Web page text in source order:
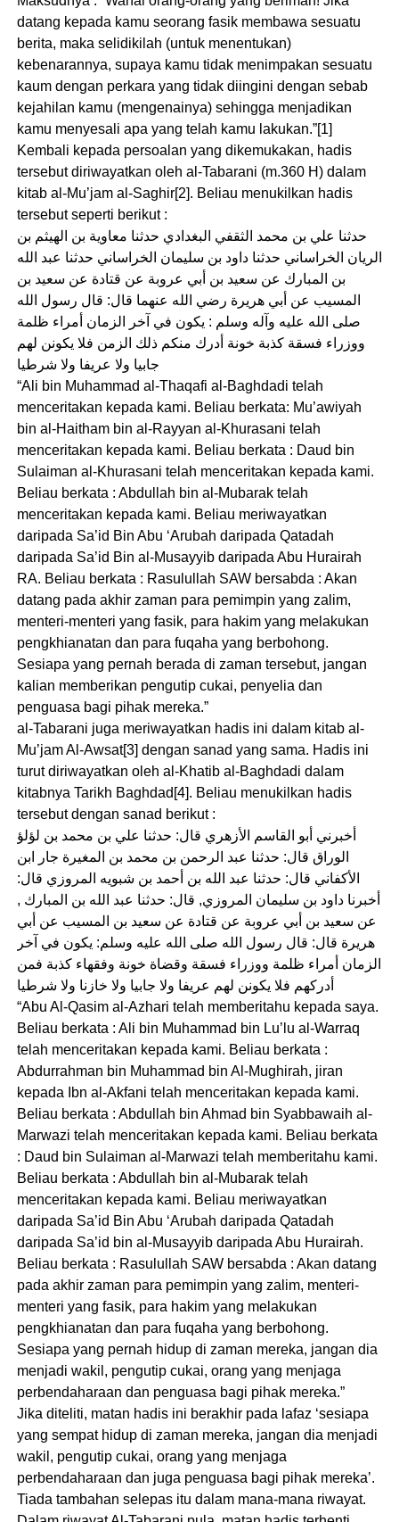
datang kepada kamu seorang fasik membawa sesuatu
berita, maka selidikilah (untuk menentukan)
kebenarannya, supaya kamu tidak menimpakan sesuatu
kaum dengan perkara yang tidak diingini dengan sebab
kejahilan kamu (mengenainya) sehingga menjadikan
kamu menyesali apa yang telah kamu lakukan.”[1]
Kembali kepada persoalan yang dikemukakan, hadis
tersebut diriwayatkan oleh al-Tabarani (m.360 H) dalam
kitab al-Mu’jam al-Saghir[2]. Beliau menukilkan hadis
tersebut seperti berikut :
حدثنا علي بن محمد الثقفي البغدادي حدثنا معاوية بن الهيثم بن
الريان الخراساني حدثنا داود بن سليمان الخراساني حدثنا عبد الله
بن المبارك عن سعيد بن أبي عروبة عن قتادة عن سعيد بن
المسيب عن أبي هريرة رضي الله عنهما قال: قال رسول الله
صلى الله عليه وآله وسلم : يكون في آخر الزمان أمراء ظلمة
ووزراء فسقة كذبة خونة أدرك منكم ذلك الزمن فلا يكونن لهم
جابيا ولا عريفا ولا شرطيا
“Ali bin Muhammad al-Thaqafi al-Baghdadi telah
menceritakan kepada kami. Beliau berkata: Mu’awiyah
bin al-Haitham bin al-Rayyan al-Khurasani telah
menceritakan kepada kami. Beliau berkata : Daud bin
Sulaiman al-Khurasani telah menceritakan kepada kami.
Beliau berkata : Abdullah bin al-Mubarak telah
menceritakan kepada kami. Beliau meriwayatkan
daripada Sa’id Bin Abu ‘Arubah daripada Qatadah
daripada Sa’id Bin al-Musayyib daripada Abu Hurairah
RA. Beliau berkata : Rasulullah SAW bersabda : Akan
datang pada akhir zaman para pemimpin yang zalim,
menteri-menteri yang fasik, para hakim yang melakukan
pengkhianatan dan para fuqaha yang berbohong.
Sesiapa yang pernah berada di zaman tersebut, jangan
kalian memberikan pengutip cukai, penyelia dan
penguasa bagi pihak mereka.”
al-Tabarani juga meriwayatkan hadis ini dalam kitab al-
Mu’jam Al-Awsat[3] dengan sanad yang sama. Hadis ini
turut diriwayatkan oleh al-Khatib al-Baghdadi dalam
kitabnya Tarikh Baghdad[4]. Beliau menukilkan hadis
tersebut dengan sanad berikut :
أخبرني أبو القاسم الأزهري قال: حدثنا علي بن محمد بن لؤلؤ
الوراق قال: حدثنا عبد الرحمن بن محمد بن المغيرة جار ابن
الأكفاني قال: حدثنا عبد الله بن أحمد بن شبويه المروزي قال:
أخبرنا داود بن سليمان المروزي, قال: حدثنا عبد الله بن المبارك ,
عن سعيد بن أبي عروبة عن قتادة عن سعيد بن المسيب عن أبي
هريرة قال: قال رسول الله صلى الله عليه وسلم: يكون في آخر
الزمان أمراء ظلمة ووزراء فسقة وقضاة خونة وفقهاء كذبة فمن
أدركهم فلا يكونن لهم عريفا ولا جابيا ولا خازنا ولا شرطيا
“Abu Al-Qasim al-Azhari telah memberitahu kepada saya.
Beliau berkata : Ali bin Muhammad bin Lu’lu al-Warraq
telah menceritakan kepada kami. Beliau berkata :
Abdurrahman bin Muhammad bin Al-Mughirah, jiran
kepada Ibn al-Akfani telah menceritakan kepada kami.
Beliau berkata : Abdullah bin Ahmad bin Syabbawaih al-
Marwazi telah menceritakan kepada kami. Beliau berkata
: Daud bin Sulaiman al-Marwazi telah memberitahu kami.
Beliau berkata : Abdullah bin al-Mubarak telah
menceritakan kepada kami. Beliau meriwayatkan
daripada Sa’id Bin Abu ‘Arubah daripada Qatadah
daripada Sa’id bin al-Musayyib daripada Abu Hurairah.
Beliau berkata : Rasulullah SAW bersabda : Akan datang
pada akhir zaman para pemimpin yang zalim, menteri-
menteri yang fasik, para hakim yang melakukan
pengkhianatan dan para fuqaha yang berbohong.
Sesiapa yang pernah hidup di zaman mereka, jangan dia
menjadi wakil, pengutip cukai, orang yang menjaga
perbendaharaan dan penguasa bagi pihak mereka.”
Jika diteliti, matan hadis ini berakhir pada lafaz ‘sesiapa
yang sempat hidup di zaman mereka, jangan dia menjadi
wakil, pengutip cukai, orang yang menjaga
perbendaharaan dan juga penguasa bagi pihak mereka’.
Tiada tambahan selepas itu dalam mana-mana riwayat.